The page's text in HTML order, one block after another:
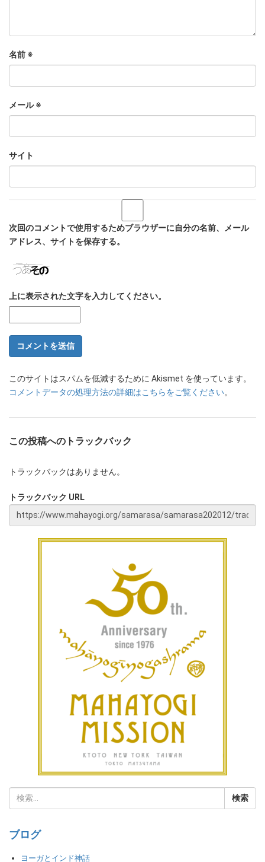
名前 ※
メール※
サイト
次回のコメントで使用するためブラウザーに自分の名前、メール
アドレス、サイトを保存する。
上に表示された文字を入力してください。
このサイトはスパムを低減するために Akismet を使っています。
コメントデータの処理方法の詳細はこちらをご覧ください。
この投稿へのトラックバック
トラックバックはありません。
トラックバック URL
ブログ
ヨーガとインド神話